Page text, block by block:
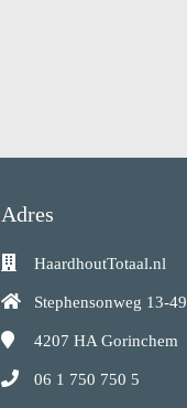
Adres
HaardhoutTotaal.nl
Stephensonweg 13-49
4207 HA Gorinchem
06 1 750 750 5